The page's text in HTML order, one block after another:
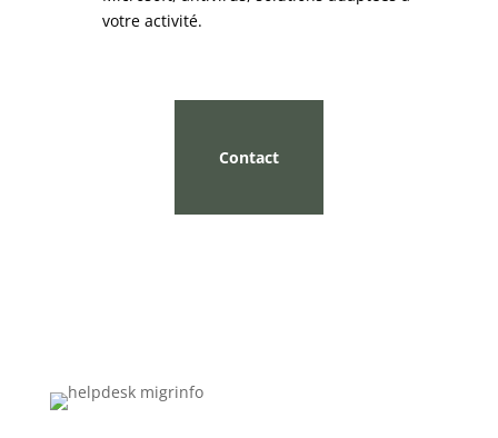
votre activité.
Contact